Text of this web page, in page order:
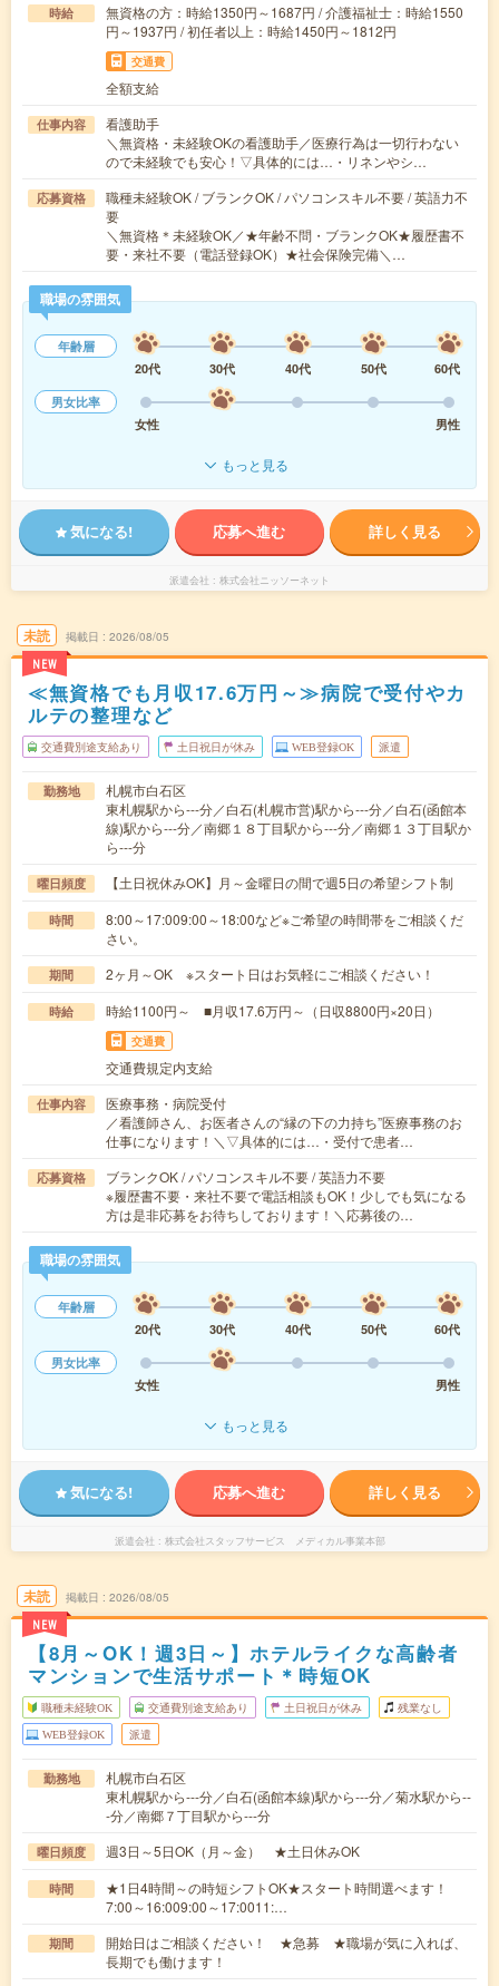
時給
無資格の方：時給1350円～1687円 / 介護福祉士：時給1550
円～1937円 / 初任者以上：時給1450円～1812円
交通費
全額支給
仕事内容
看護助手
＼無資格・未経験OKの看護助手／医療行為は一切行わない
ので未経験でも安心！▽具体的には…・リネンやシ…
応募資格
職種未経験OK / ブランクOK / パソコンスキル不要 / 英語力不
要
＼無資格＊未経験OK／★年齢不問・ブランクOK★履歴書不
要・来社不要（電話登録OK）★社会保険完備＼…
職場の雰囲気
年齢層
20代
30代 40代 50代
60代
男女比率
女性
男性
もっと見る
気になる! 応募へ進む 詳しく見る
派遣会社 株式会社ニッソーネット
未読
NEW
掲載日 2026/08/05
≪無資格でも月収17.6万円～≫病院で受付やカ
ルテの整理など
交通費別途支給あり 土日祝日が休み WEB登録OK 派遣
勤務地
札幌市白石区
東札幌駅から---分／白石(札幌市営)駅から---分／白石(函館本
線)駅から---分／南郷１８丁目駅から---分／南郷１３丁目駅か
ら---分
曜日頻度 【土日祝休みOK】月～金曜日の間で週5日の希望シフト制
時間
8:00～17:009:00～18:00など※ご希望の時間帯をご相談くだ
さい。
期間 2ヶ月～OK ※スタート日はお気軽にご相談ください！
時給 時給1100円～ ■月収17.6万円～（日収8800円×20日）
交通費
交通費規定内支給
仕事内容
医療事務・病院受付
／看護師さん、お医者さんの“縁の下の力持ち”医療事務のお
仕事になります！＼▽具体的には…・受付で患者…
応募資格
ブランクOK / パソコンスキル不要 / 英語力不要
※履歴書不要・来社不要で電話相談もOK！少しでも気になる
方は是非応募をお待ちしております！＼応募後の…
職場の雰囲気
年齢層
20代
30代 40代 50代
60代
男女比率
女性
男性
もっと見る
気になる! 応募へ進む 詳しく見る
派遣会社 株式会社スタッフサービス メディカル事業本部
未読
NEW
掲載日 2026/08/05
【8月～OK！週3日～】ホテルライクな高齢者
マンションで生活サポート＊時短OK
職種未経験OK 交通費別途支給あり 土日祝日が休み 残業なし
WEB登録OK 派遣
勤務地
札幌市白石区
東札幌駅から---分／白石(函館本線)駅から---分／菊水駅から--
-分／南郷７丁目駅から---分
曜日頻度 週3日～5日OK（月～金） ★土日休みOK
時間
★1日4時間～の時短シフトOK★スタート時間選べます！
7:00～16:009:00～17:0011:…
期間
開始日はご相談ください！ ★急募 ★職場が気に入れば、
長期でも働けます！